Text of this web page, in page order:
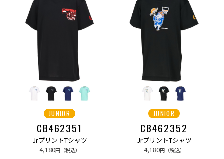
JUNIOR
CB462351
JrプリントTシャツ
4,180円（税込）
JUNIOR
CB462352
JrプリントTシャツ
4,180円（税込）